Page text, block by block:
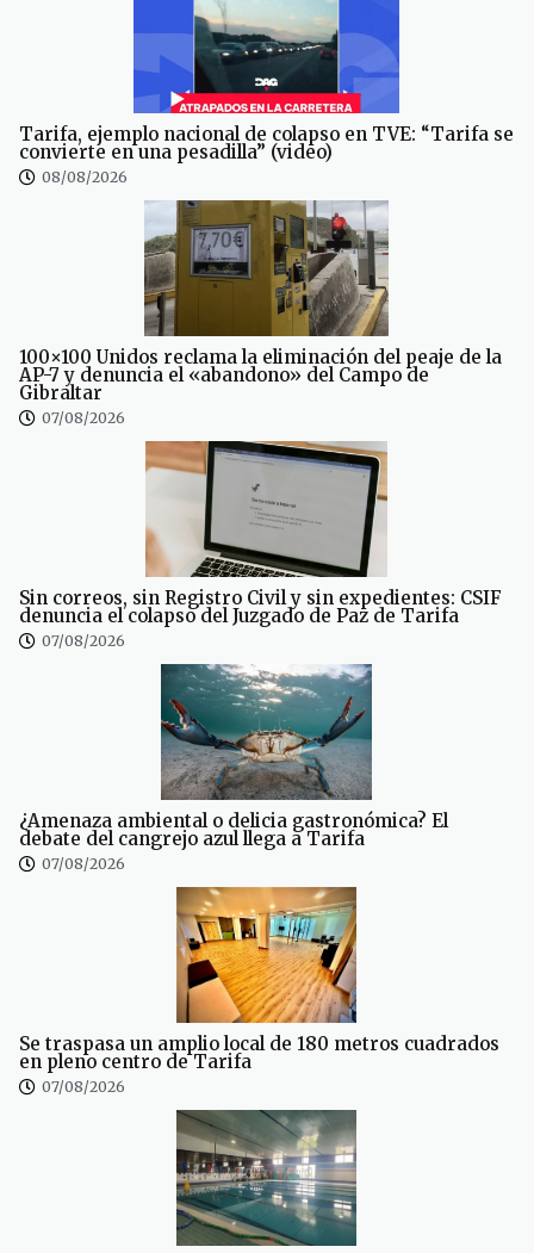
Tarifa, ejemplo nacional de colapso en TVE: “Tarifa se
convierte en una pesadilla” (video)
08/08/2026
100×100 Unidos reclama la eliminación del peaje de la
AP-7 y denuncia el «abandono» del Campo de
Gibraltar
07/08/2026
Sin correos, sin Registro Civil y sin expedientes: CSIF
denuncia el colapso del Juzgado de Paz de Tarifa
07/08/2026
¿Amenaza ambiental o delicia gastronómica? El
debate del cangrejo azul llega a Tarifa
07/08/2026
Se traspasa un amplio local de 180 metros cuadrados
en pleno centro de Tarifa
07/08/2026